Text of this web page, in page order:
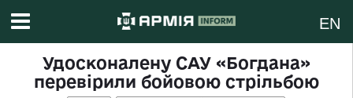
EN
Удосконалену САУ «Богдана»
перевірили бойовою стрільбою